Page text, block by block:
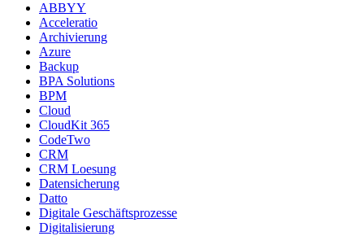
ABBYY
Acceleratio
Archivierung
Azure
Backup
BPA Solutions
BPM
Cloud
CloudKit 365
CodeTwo
CRM
CRM Loesung
Datensicherung
Datto
Digitale Geschäftsprozesse
Digitalisierung